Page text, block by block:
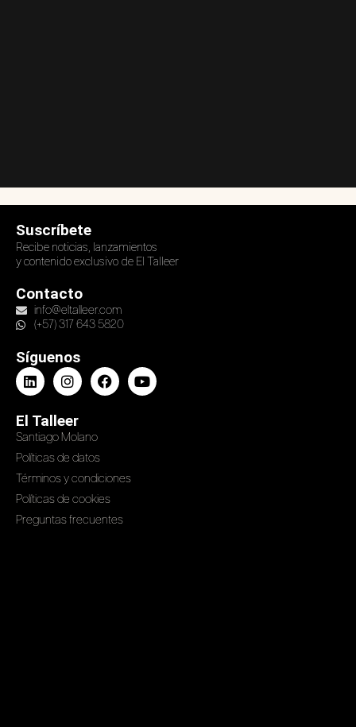
Suscríbete
Recibe noticias, lanzamientos
y contenido exclusivo de El Talleer
Contacto
info@eltalleer.com
(+57) 317 643 5820
Síguenos
El Talleer
Santiago Molano
Políticas de datos
Términos y condiciones
Políticas de cookies
Preguntas frecuentes